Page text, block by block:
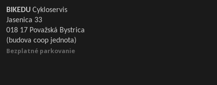
BIKEDUCykloservis
Jasenica 33
018 17 Považská Bystrica
(budova coop jednota)
Bezplatné parkovanie